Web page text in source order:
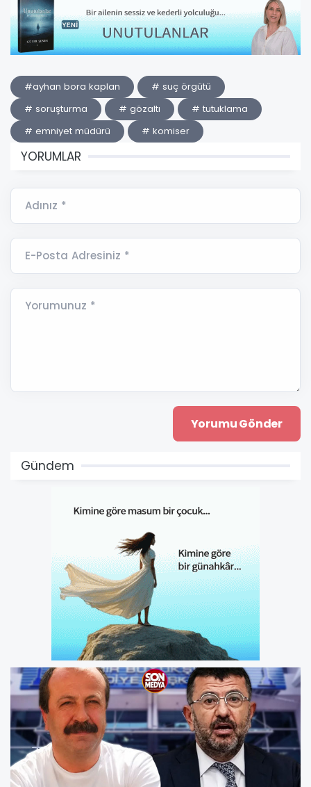
#ayhan bora kaplan
# suç örgütü
# soruşturma
# gözaltı
# tutuklama
# emniyet müdürü
# komiser
YORUMLAR
Adınız *
E-Posta Adresiniz *
Yorumunuz *
Gündem